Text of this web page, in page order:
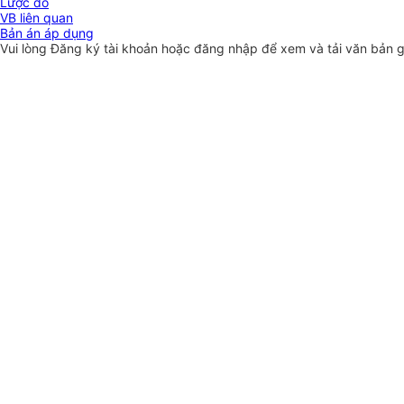
VB liên quan
Bản án áp dụng
Vui lòngĐăng ký tài khoản hoặc đăng nhập để xem và tải văn bản